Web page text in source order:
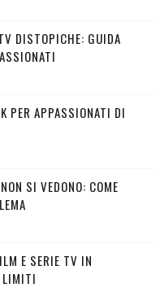
DISTOPICHE: GUIDA
PER APPASSIONATI DI
SI VEDONO: COME
E SERIE TV IN
LIMITI